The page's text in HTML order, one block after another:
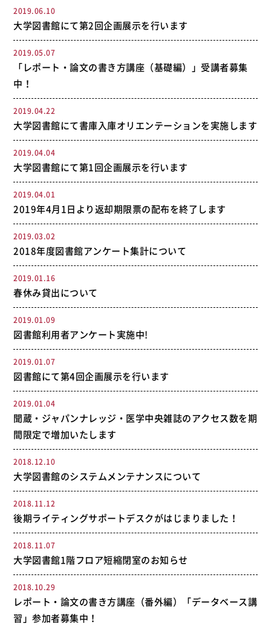
2019.06.10
大学図書館にて第2回企画展示を行います
2019.05.07
「レポート・論文の書き方講座（基礎編）」受講者募集
中！
2019.04.22
大学図書館にて書庫入庫オリエンテーションを実施します
2019.04.04
大学図書館にて第1回企画展示を行います
2019.04.01
2019年4月1日より返却期限票の配布を終了します
2019.03.02
2018年度図書館アンケート集計について
2019.01.16
春休み貸出について
2019.01.09
図書館利用者アンケート実施中!
2019.01.07
図書館にて第4回企画展示を行います
2019.01.04
聞蔵・ジャパンナレッジ・医学中央雑誌のアクセス数を期
間限定で増加いたします
2018.12.10
大学図書館のシステムメンテナンスについて
2018.11.12
後期ライティングサポートデスクがはじまりました！
2018.11.07
大学図書館1階フロア短縮閉室のお知らせ
2018.10.29
レポート・論文の書き方講座（番外編）「データベース講
習」参加者募集中！